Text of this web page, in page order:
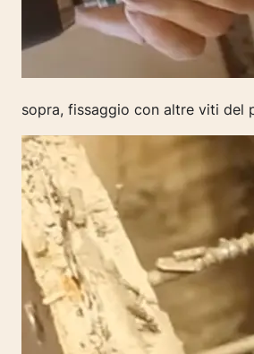
sopra, fissaggio con altre viti del